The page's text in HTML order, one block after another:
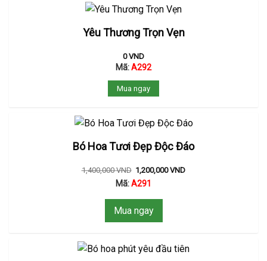
Yêu Thương Trọn Vẹn
0VND
Mã:A292
Mua ngay
Bó Hoa Tươi Đẹp Độc Đáo
1,400,000VND 1,200,000VND
Mã:A291
Mua ngay